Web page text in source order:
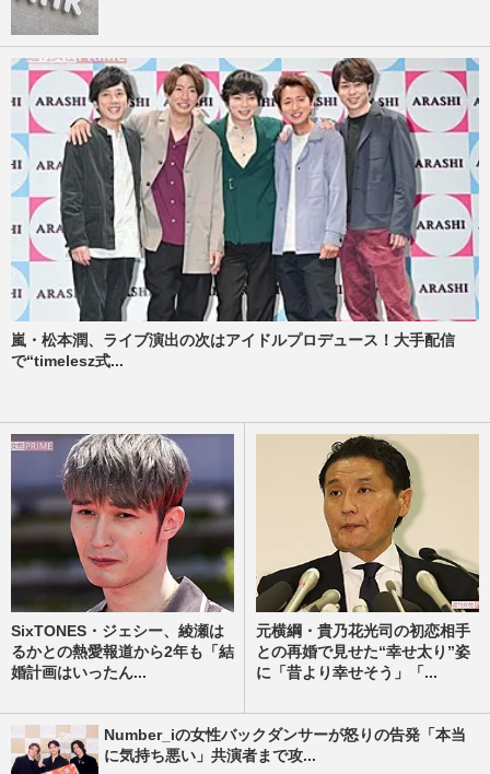
嵐・松本潤、ライブ演出の次はアイドルプロデュース！大手配信
で“timelesz式...
SixTONES・ジェシー、綾瀬は
るかとの熱愛報道から2年も「結
婚計画はいったん...
元横綱・貴乃花光司の初恋相手
との再婚で見せた“幸せ太り”姿
に「昔より幸せそう」「...
Number_iの女性バックダンサーが怒りの告発「本当
に気持ち悪い」共演者まで攻...